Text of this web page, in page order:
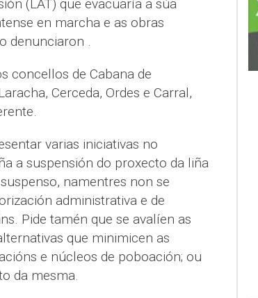
(LAT) que evacuaría a súa
en marcha e as obras
denunciaron .
concellos de Cabana de
Cerceda, Ordes e Carral,
varias iniciativas no
a suspensión do proxecto da liña
namentres non se
administrativa e de
Pide tamén que se avalíen as
que minimicen as
e núcleos de poboación; ou
da mesma.